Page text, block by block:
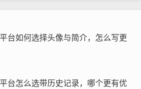
购买tg账号, 电报聊天账号购买,wdd
16888.com
台如何选择头像与简介，怎么写更
台怎么选带历史记录，哪个更有优